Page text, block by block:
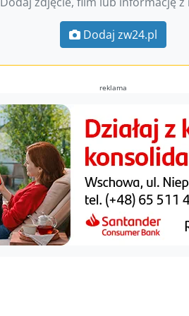
Dodaj zw24.pl
reklama